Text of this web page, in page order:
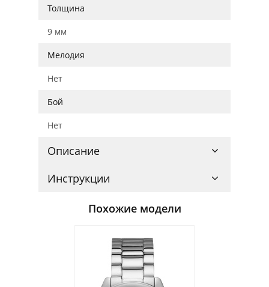
Толщина
9 мм
Мелодия
Нет
Бой
Нет
Описание
Инструкции
Похожие модели